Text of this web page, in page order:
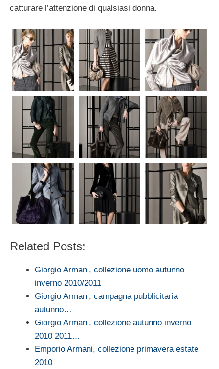
catturare l’attenzione di qualsiasi donna.
Related Posts:
Giorgio Armani, collezione uomo autunno
inverno 2010/2011
Giorgio Armani, campagna pubblicitaria
autunno…
Giorgio Armani, collezione autunno inverno
2010 2011…
Emporio Armani, collezione primavera estate
2010